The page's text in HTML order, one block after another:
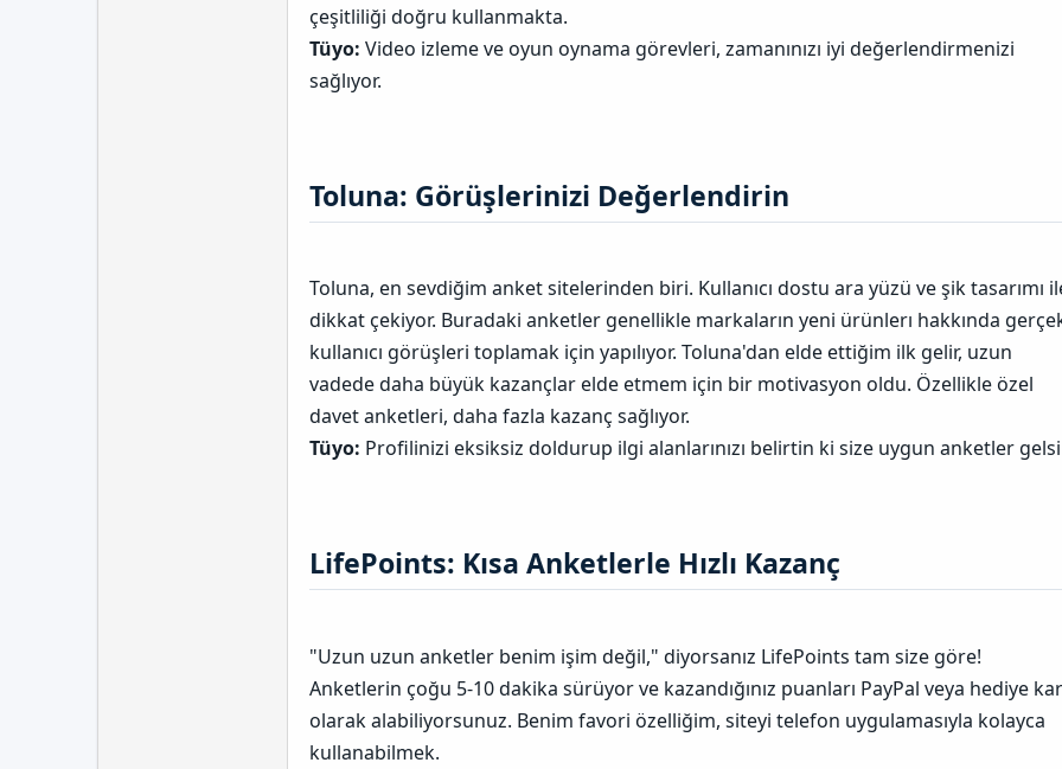
çeşitliliği doğru kullanmakta.
Tüyo: Video izleme ve oyun oynama görevleri, zamanınızı iyi değerlendirmenizi
sağlıyor.
Toluna: Görüşlerinizi Değerlendirin​
Toluna, en sevdiğim anket sitelerinden biri. Kullanıcı dostu ara yüzü ve şik tasarımı
dikkat çekiyor. Buradaki anketler genellikle markaların yeni ürünlerı hakkında
kullanıcı görüşleri toplamak için yapılıyor. Toluna'dan elde ettiğim ilk gelir, uzun
vadede daha büyük kazançlar elde etmem için bir motivasyon oldu. Özellikle özel
davet anketleri, daha fazla kazanç sağlıyor.
Tüyo: Profilinizi eksiksiz doldurup ilgi alanlarınızı belirtin ki size uygun anketler
LifePoints: Kısa Anketlerle Hızlı Kazanç​
"Uzun uzun anketler benim işim değil," diyorsanız LifePoints tam size göre!
Anketlerin çoğu 5-10 dakika sürüyor ve kazandığınız puanları PayPal veya hediye
olarak alabiliyorsunuz. Benim favori özelliğim, siteyi telefon uygulamasıyla kolayca
kullanabilmek.